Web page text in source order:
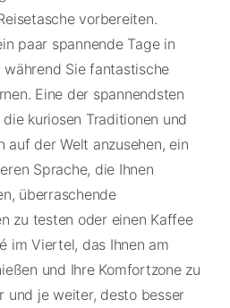
vorbereiten.
paar spannende Tage in
während Sie fantastische
Eine der spannendsten
kuriosen Traditionen und
auf der Welt anzusehen, ein
Sprache, die Ihnen
überraschende
zu testen oder einen Kaffee
im Viertel, das Ihnen am
und Ihre Komfortzone zu
und je weiter, desto besser